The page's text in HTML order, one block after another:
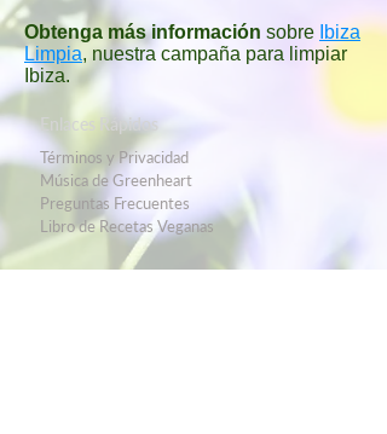
Obtenga más información sobre Ibiza
Limpia, nuestra campaña para limpiar
Ibiza.
Enlaces Rápidos
Términos y Privacidad
Música de Greenheart
Preguntas Frecuentes
Libro de Recetas Veganas
Sobre Nosotros